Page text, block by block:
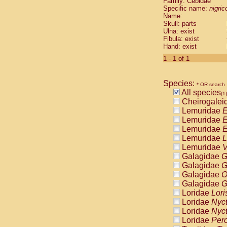
Cebidae
Cebidae
Cebidae
Cebidae
Cebidae
Cebidae
Cebidae
Cebidae
Cebidae
Cebidae
Cebidae
Cebidae
Atelidae
Atelidae
Atelidae
Atelidae
Atelidae
Atelidae
Atelidae
Atelidae
Atelidae
Atelidae
Pitheciidae
Specific name:
Name:
Skull: parts
Ulna: exist
Fibula: exist
Hand: exist
1 - 1 of 1
Species: * OR search
All species(1)
Lemuridae
Lemuridae
Lemuridae
Lemuridae
Lemuridae
Galagidae
Galagidae
Galagidae
Galagidae
Loridae
Loridae
Loridae
Loridae